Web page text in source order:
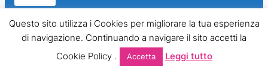
© 2013 – 2024 Generazione Famiglia – LMPT Italia. All Rights
Reserved.
Questo sito utilizza i Cookies per migliorare la tua esperienza
di navigazione. Continuando a navigare il sito accetti la
Cookie Policy .
Accetta Leggi tutto